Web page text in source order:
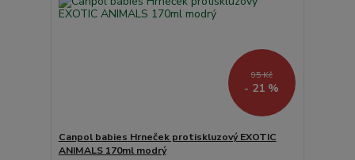
95 Kč
- 21 %
Canpol babies Hrneček protiskluzový EXOTIC
ANIMALS 170ml modrý